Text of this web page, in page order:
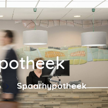
Spaarhypotheek